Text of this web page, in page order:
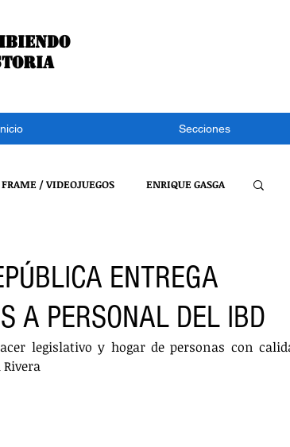
Secciones
/ VIDEOJUEGOS ENRIQUE GASGA
DE UN BURRO VIDEOJUEGOS
ENTREGA
A PERSONAL DEL IBD
legislativo y hogar de personas con